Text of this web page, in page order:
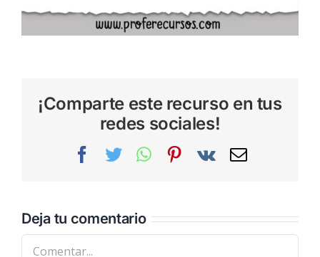
¡Comparte este recurso en tus
redes sociales!
Facebook
TwitterWhatsAppPinterest
Vk
Correo
Deja tu comentario
Comentar